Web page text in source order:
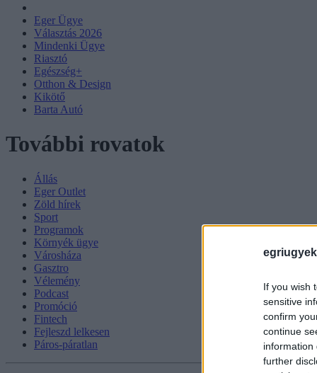
If you wish
sensitive
confirm
continue
information
further
Eger Ügye
Választás 2026
Mindenki Ügye
Riasztó
Egészség+
Otthon & Design
Kikötő
Barta Autó
További rovatok
Állás
Eger Outlet
Zöld hírek
Sport
Programok
Környék ügye
Városháza
Gasztro
Vélemény
Podcast
Promóció
Fintech
Fejleszd lelkesen
Páros-páratlan